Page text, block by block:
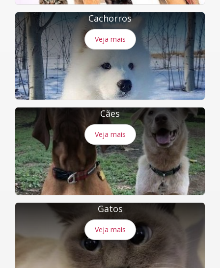
Cachorros
Veja mais
Cães
Veja mais
Gatos
Veja mais